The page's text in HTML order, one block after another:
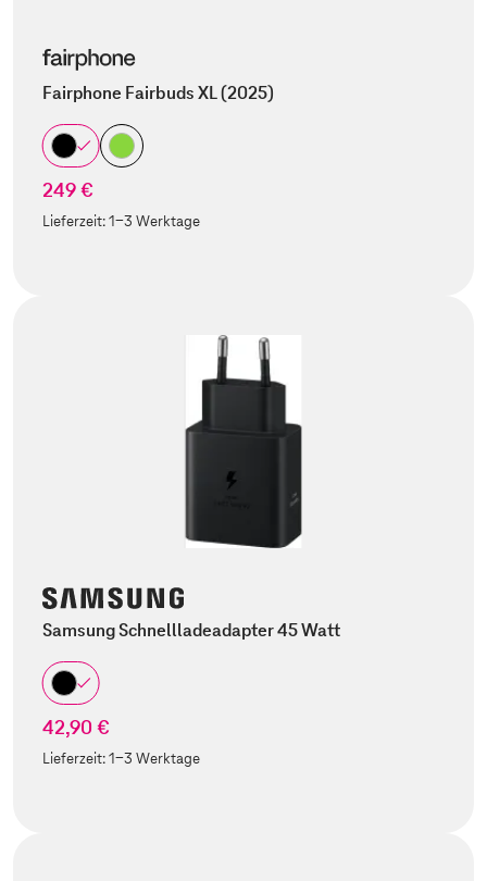
Fairphone Fairbuds XL (2025)
249 €
Lieferzeit:1-3 Werktage
Samsung Schnellladeadapter 45 Watt
42,90 €
Lieferzeit:1-3 Werktage